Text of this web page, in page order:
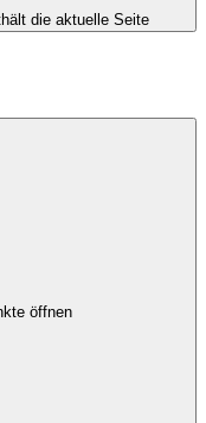
die aktuelle Seite
öffnen